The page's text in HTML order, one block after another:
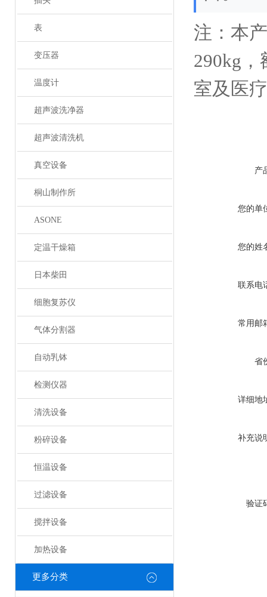
表
变压器
温度计
超声波洗净器
超声波清洗机
真空设备
桐山制作所
ASONE
定温干燥箱
日本柴田
细胞复苏仪
气体分割器
自动乳钵
检测仪器
清洗设备
粉碎设备
恒温设备
过滤设备
搅拌设备
加热设备
更多分类
注：本
290kg，
室及医
产
您的单
您的姓
联系电
常用邮
省
详细地
补充说
验证